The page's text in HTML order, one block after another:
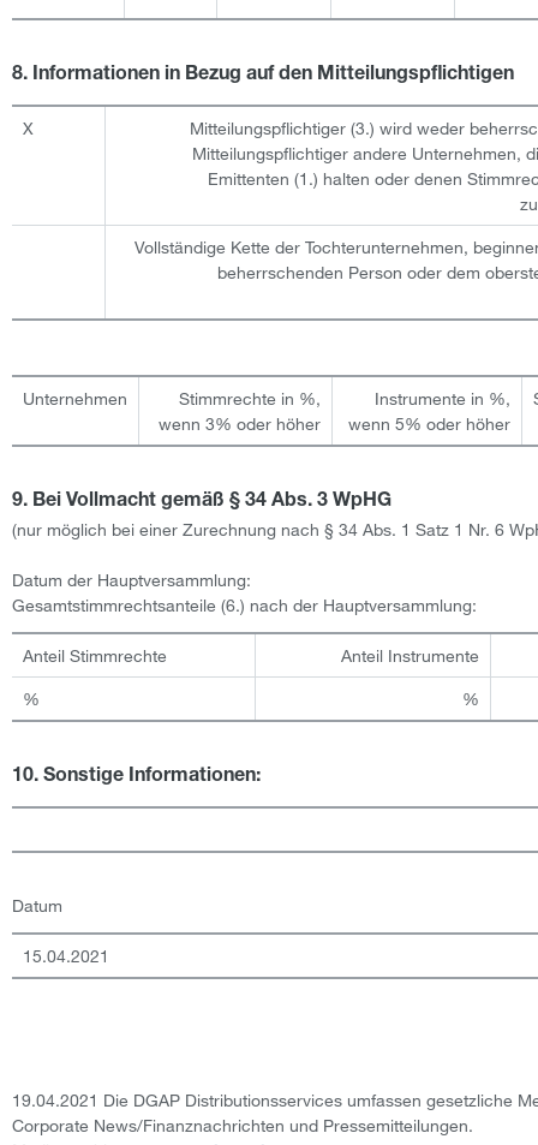
8. Informationen in Bezug auf den Mitteilungspflichtigen
X
Mitteilungspflichtiger (3.) wird weder
Mitteilungspflichtiger andere Unternehmen,
Emittenten (1.) halten oder denen
Vollständige Kette der Tochterunternehmen,
beherrschenden Person oder dem
Unternehmen
Stimmrechte in %,
wenn 3% oder höher
Instrumente in %,
wenn 5% oder höher
9. Bei Vollmacht gemäß § 34 Abs. 3 WpHG
(nur möglich bei einer Zurechnung nach § 34 Abs. 1 Satz 1 Nr. 6
Datum der Hauptversammlung:
Gesamtstimmrechtsanteile (6.) nach der Hauptversammlung:
Anteil Stimmrechte Anteil Instrumente
% %
10. Sonstige Informationen:
Datum
15.04.2021
19.04.2021 Die DGAP Distributionsservices umfassen gesetzliche
Corporate News/Finanznachrichten und Pressemitteilungen.